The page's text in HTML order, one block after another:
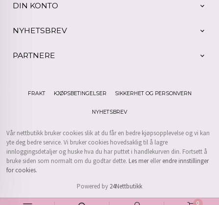
0
DIN KONTO
NYHETSBREV
PARTNERE
FRAKT KJØPSBETINGELSER SIKKERHET OG PERSONVERN
NYHETSBREV
Vår nettbutikk bruker cookies slik at du får en bedre kjøpsopplevelse og vi kan
yte deg bedre service. Vi bruker cookies hovedsaklig til å lagre
innloggingsdetaljer og huske hva du har puttet i handlekurven din. Fortsett å
bruke siden som normalt om du godtar dette. Les merellerendre innstillinger
for cookies.
Powered by 24Nettbutikk